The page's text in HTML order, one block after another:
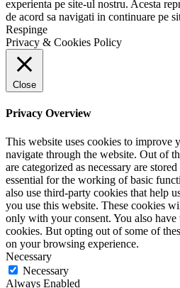
experienta pe site-ul nostru. Acesta
de acord sa navigati in continuare pe
Respinge
Privacy & Cookies Policy
Close
Privacy Overview
This website uses cookies to improve
navigate through the website. Out of
are categorized as necessary are
essential for the working of basic
also use third-party cookies that help
you use this website. These cookies
only with your consent. You also
cookies. But opting out of some of
on your browsing experience.
Necessary
Necessary
Always Enabled